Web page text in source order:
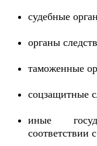
судебные
органы
таможенные
соцзащитные
иные
соответствии